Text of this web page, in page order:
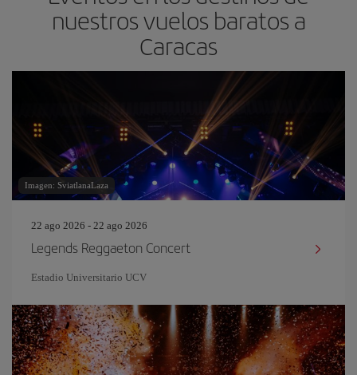
nuestros vuelos baratos a
Caracas
Imagen: SviatlanaLaza
22 ago 2026 - 22 ago 2026
Legends Reggaeton Concert
Estadio Universitario UCV